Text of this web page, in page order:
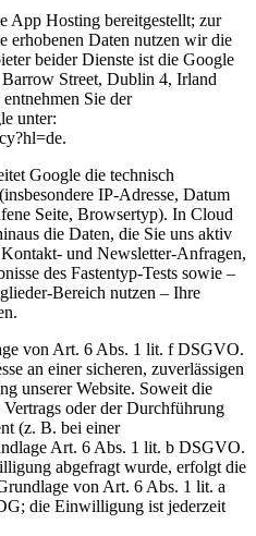
App Hosting bereitgestellt; zur
erhobenen Daten nutzen wir die
beider Dienste ist die Google
Street, Dublin 4, Irland
Sie der
unter:
Google die technisch
IP-Adresse, Datum
Seite, Browsertyp). In Cloud
die Daten, die Sie uns aktiv
und Newsletter-Anfragen,
des Fastentyp-Tests sowie –
Bereich nutzen – Ihre
von Art. 6 Abs. 1 lit. f DSGVO.
an einer sicheren, zuverlässigen
unserer Website. Soweit die
oder der Durchführung
(z. B. bei einer
Art. 6 Abs. 1 lit. b DSGVO.
abgefragt wurde, erfolgt die
von Art. 6 Abs. 1 lit. a
die Einwilligung ist jederzeit